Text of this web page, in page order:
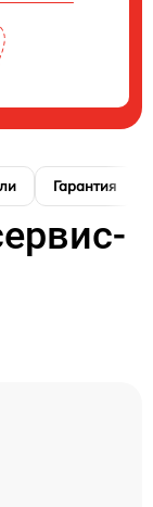
Гарантия